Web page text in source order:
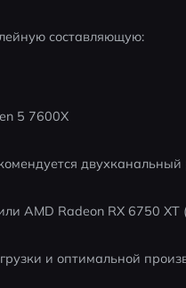
составляющую:
5 7600X
AMD Radeon RX 6750 XT
и оптимальной